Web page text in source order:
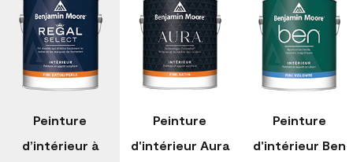
Peinture
d’intérieur à
Peinture
d'intérieur Aura
Peinture
d'intérieur Ben